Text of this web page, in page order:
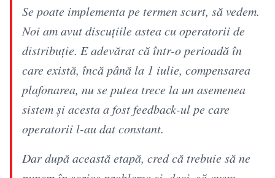
Se poate implementa pe termen scurt, să vedem.
Noi am avut discuţiile astea cu operatorii de
distribuţie. E adevărat că într-o perioadă în
care există, încă până la 1 iulie, compensarea
plafonarea, nu se putea trece la un asemenea
sistem şi acesta a fost feedback-ul pe care
operatorii l-au dat constant.
Dar după această etapă, cred că trebuie să ne